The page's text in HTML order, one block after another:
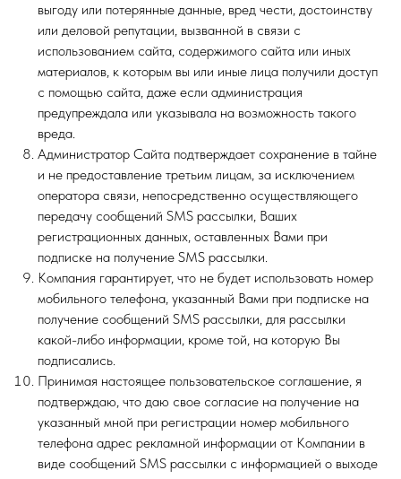
выгоду или потерянные данные, вред чести, достоинству
или деловой репутации, вызванной в связи с
использованием сайта, содержимого сайта или иных
материалов, к которым вы или иные лица получили доступ
с помощью сайта, даже если администрация
предупреждала или указывала на возможность такого
вреда.
Администратор Сайта подтверждает сохранение в тайне
и не предоставление третьим лицам, за исключением
оператора связи, непосредственно осуществляющего
передачу сообщений SMS рассылки, Ваших
регистрационных данных, оставленных Вами при
подписке на получение SMS рассылки.
Компания гарантирует, что не будет использовать номер
мобильного телефона, указанный Вами при подписке на
получение сообщений SMS рассылки, для рассылки
какой-либо информации, кроме той, на которую Вы
подписались.
Принимая настоящее пользовательское соглашение, я
подтверждаю, что даю свое согласие на получение на
указанный мной при регистрации номер мобильного
телефона адрес рекламной информации от Компании в
виде сообщений SMS рассылки с информацией о выходе